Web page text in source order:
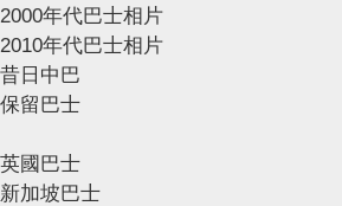
2000年代巴士相片
2010年代巴士相片
昔日中巴
保留巴士
英國巴士
新加坡巴士